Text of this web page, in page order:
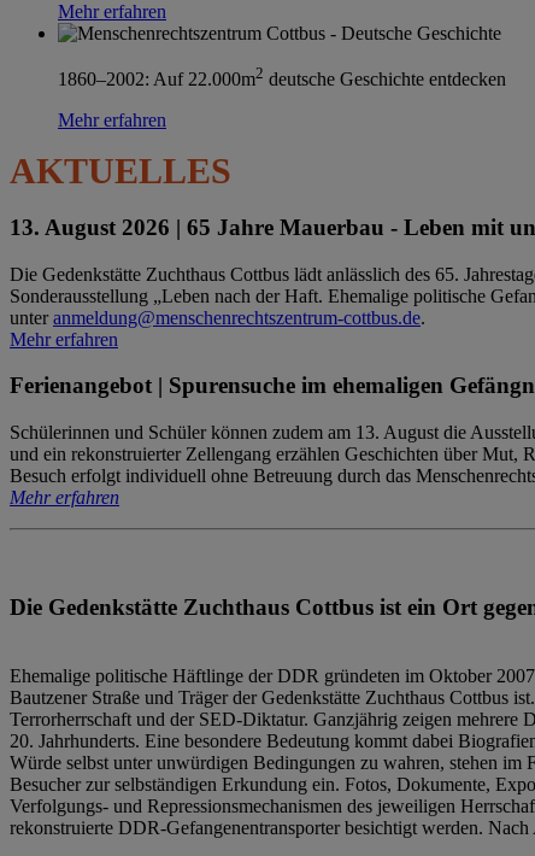
Mehr erfahren
1860–2002: Auf 22.000m2 deutsche Geschichte entdecken
Mehr erfahren
AKTUELLES
13. August 2026 | 65 Jahre Mauerbau - Leben mit
Die Gedenkstätte Zuchthaus Cottbus lädt anlässlich des 65.
Sonderausstellung „Leben nach der Haft. Ehemalige politische
unteranmeldung@menschenrechtszentrum-cottbus.de.
Mehr erfahren
Ferienangebot | Spurensuche im ehemaligen
Schülerinnen und Schüler können zudem am 13. August die
und ein rekonstruierter Zellengang erzählen Geschichten über
Besuch erfolgt individuell ohne Betreuung durch das
Mehr erfahren
Die Gedenkstätte Zuchthaus Cottbus ist ein Ort
Ehemalige politische Häftlinge der DDR gründeten im Oktober
Bautzener Straße und Träger der Gedenkstätte Zuchthaus Cottbus
Terrorherrschaft und der SED-Diktatur. Ganzjährig zeigen mehrere
20. Jahrhunderts. Eine besondere Bedeutung kommt dabei
Würde selbst unter unwürdigen Bedingungen zu wahren, stehen im
Besucher zur selbständigen Erkundung ein. Fotos, Dokumente,
Verfolgungs- und Repressionsmechanismen des jeweiligen
rekonstruierte DDR-Gefangenentransporter besichtigt werden.